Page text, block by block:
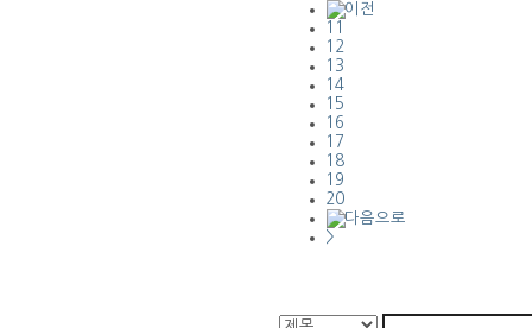
11
12
13
14
15
16
17
18
19
20
>